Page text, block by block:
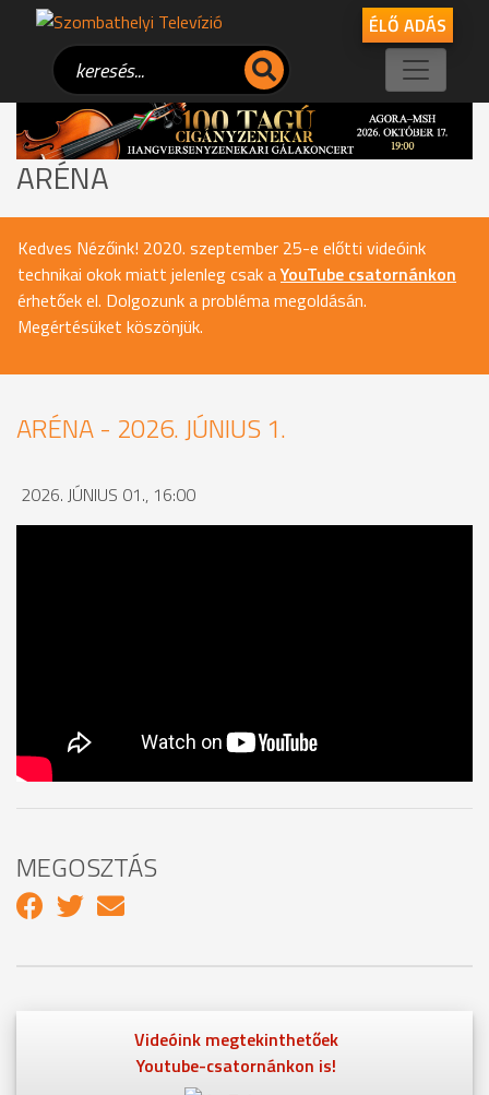
ÉLŐ ADÁS
ARÉNA
Kedves Nézőink! 2020. szeptember 25-e előtti videóink
technikai okok miatt jelenleg csak aYouTube csatornánkon
érhetőek el. Dolgozunk a probléma megoldásán.
Megértésüket köszönjük.
ARÉNA - 2026. JÚNIUS 1.
2026. JÚNIUS 01., 16:00
MEGOSZTÁS
Videóink megtekinthetőek
Youtube-csatornánkon is!